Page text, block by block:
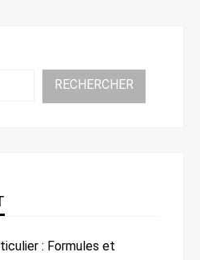
RECHERCHER
: Formules et